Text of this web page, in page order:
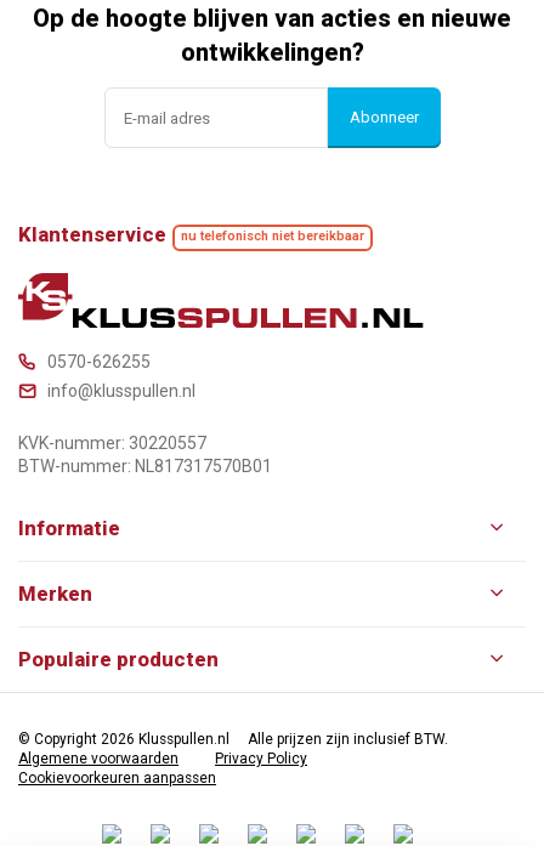
Op de hoogte blijven van acties en nieuwe
ontwikkelingen?
Abonneer
Klantenservice nu telefonisch niet bereikbaar
0570-626255
info@klusspullen.nl
KVK-nummer: 30220557
BTW-nummer: NL817317570B01
Informatie
Merken
Populaire producten
© Copyright 2026 Klusspullen.nl
Alle prijzen zijn inclusief BTW.
Algemene voorwaarden
Privacy Policy
Cookievoorkeuren aanpassen